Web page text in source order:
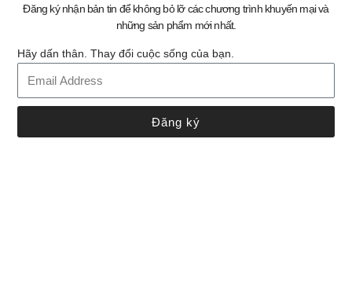
Đăng ký nhận bản tin để không bỏ lỡ các chương trình khuyến mại và
những sản phẩm mới nhất.
Hãy dấn thân. Thay đổi cuộc sống của bạn.
Đăng ký